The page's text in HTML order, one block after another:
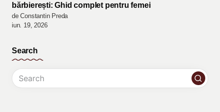
bărbierești: Ghid complet pentru femei
de Constantin Preda
iun. 19, 2026
Search